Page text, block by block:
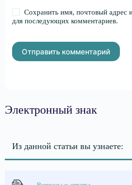
Сохранить имя, почтовый адрес
для последующих комментариев.
Отправить комментарий
Электронный знак
Из данной статьи вы узнаете: